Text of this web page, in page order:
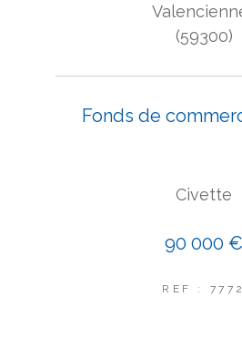
(59300)
Fonds de
Civette
90 000 €
REF : 7772